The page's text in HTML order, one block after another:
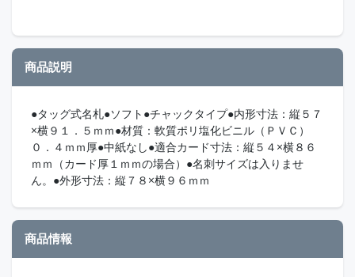
商品説明
●タッグ式名札●ソフト●チャックタイプ●内形寸法：縦５７
×横９１．５ｍｍ●材質：軟質ポリ塩化ビニル（ＰＶＣ）
０．４ｍｍ厚●中紙なし●適合カード寸法：縦５４×横８６
ｍｍ（カード厚１ｍｍの場合）●名刺サイズは入りませ
ん。●外形寸法：縦７８×横９６ｍｍ
商品情報